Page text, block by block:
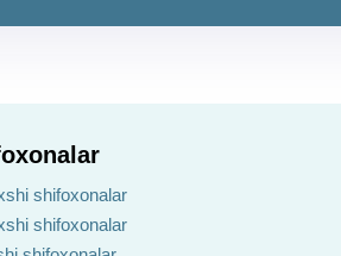
shifoxonalar
shifoxonalar